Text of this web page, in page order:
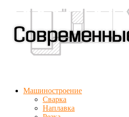
Машиностроение
Сварка
Наплавка